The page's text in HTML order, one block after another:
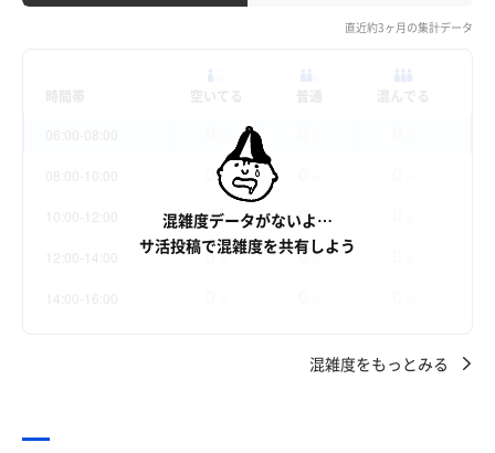
直近約3ヶ月の集計データ
混雑度データがないよ…
サ活投稿で混雑度を共有しよう
件
0 件 0 件
0 0
混雑度をもっとみる